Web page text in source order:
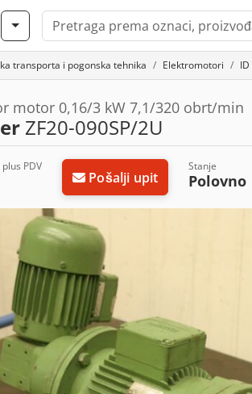
transporta i pogonska tehnika Elektromotori
motor 0,16/3 kW 7,1/320 obrt/min
ZF20-090SP/2U
PDV
Pošalji upit
Stanje
Polovno